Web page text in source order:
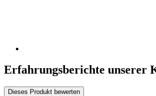
Erfahrungsberichte unserer
Dieses Produkt bewerten